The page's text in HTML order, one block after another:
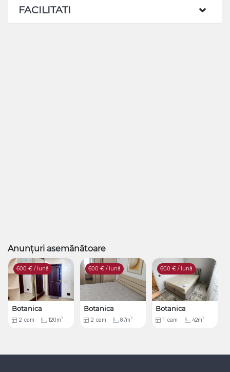
FACILITATI
Anunțuri asemănătoare
600 € / lună
Botanica
2 cam 120m2
600 € / lună
Botanica
2 cam 87m2
600 € / lună
Botanica
1 cam 42m2